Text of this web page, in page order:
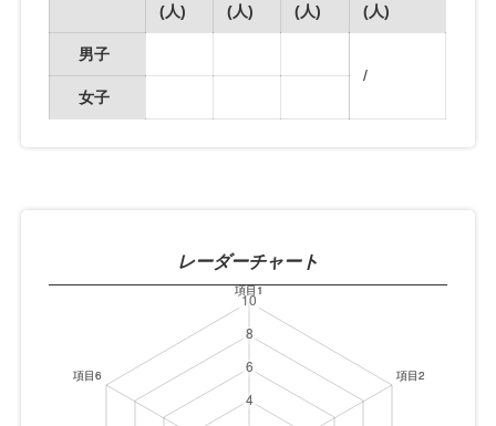
(人)
(人)
(人)
(人)
男子
/
女子
レーダーチャート